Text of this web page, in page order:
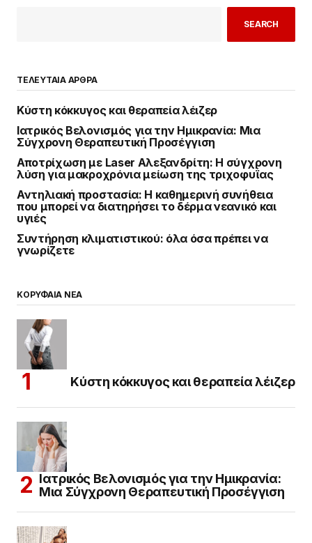
SEARCH
ΤΕΛΕΥΤΑΙΑ ΑΡΘΡΑ
Κύστη κόκκυγος και θεραπεία λέιζερ
Ιατρικός Βελονισμός για την Ημικρανία: Μια
Σύγχρονη Θεραπευτική Προσέγγιση
Αποτρίχωση με Laser Αλεξανδρίτη: Η σύγχρονη
λύση για μακροχρόνια μείωση της τριχοφυΐας
Αντηλιακή προστασία: Η καθημερινή συνήθεια
που μπορεί να διατηρήσει το δέρμα νεανικό και
υγιές
Συντήρηση κλιματιστικού: όλα όσα πρέπει να
γνωρίζετε
ΚΟΡΥΦΑΙΑ ΝΕΑ
Κύστη κόκκυγος και θεραπεία λέιζερ
Ιατρικός Βελονισμός για την Ημικρανία:
Μια Σύγχρονη Θεραπευτική Προσέγγιση